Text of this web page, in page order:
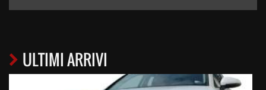
ULTIMI ARRIVI